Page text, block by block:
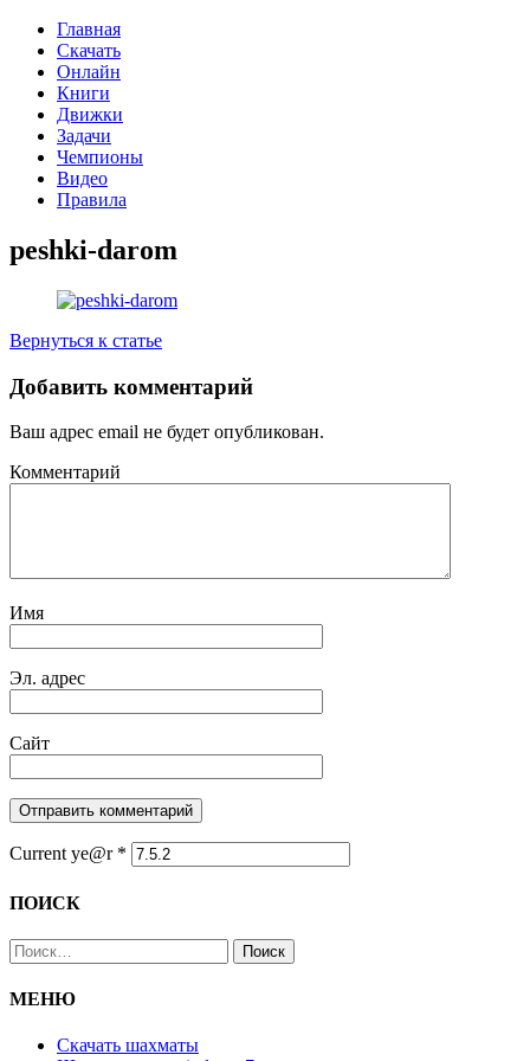
Главная
Скачать
Онлайн
Книги
Движки
Задачи
Чемпионы
Видео
Правила
peshki-darom
Вернуться к статье
Добавить комментарий
Ваш адрес email не будет опубликован.
Комментарий
Имя
Эл. адрес
Сайт
Current ye@r *
ПОИСК
Найти:
МЕНЮ
Скачать шахматы